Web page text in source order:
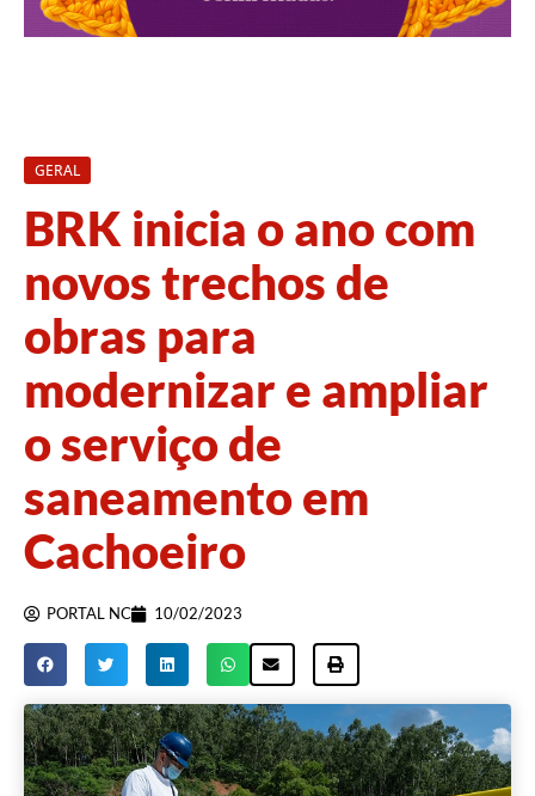
GERAL
BRK inicia o ano com
novos trechos de
obras para
modernizar e ampliar
o serviço de
saneamento em
Cachoeiro
PORTAL NC 10/02/2023